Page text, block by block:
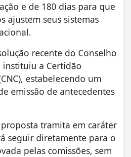
e de 180 dias para que
ajustem seus sistemas
recente do Conselho
instituiu a Certidão
estabelecendo um
emissão de antecedentes
tramita em caráter
seguir diretamente para o
pelas comissões, sem